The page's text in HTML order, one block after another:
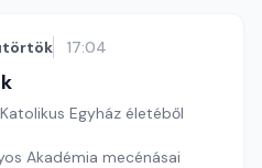
17:04
Egyház életéből
Akadémia mecénásai